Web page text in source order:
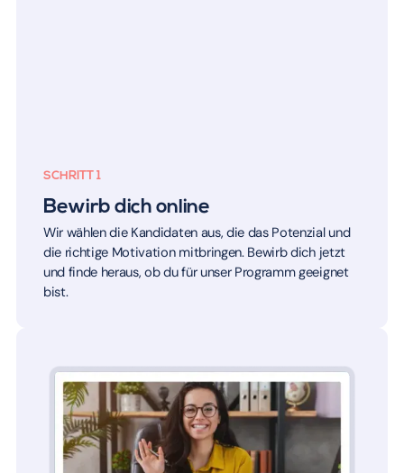
SCHRITT 1
Bewirb dich online
Wir wählen die Kandidaten aus, die das Potenzial und
die richtige Motivation mitbringen. Bewirb dich jetzt
und finde heraus, ob du für unser Programm geeignet
bist.